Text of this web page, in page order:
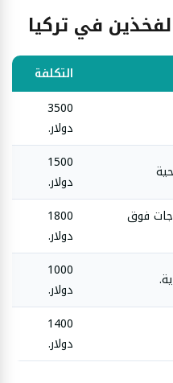
في تركيا
التكلفة
3500
دولار.
1500
دولار.
فوق
1800
دولار.
1000
دولار.
1400
دولار.